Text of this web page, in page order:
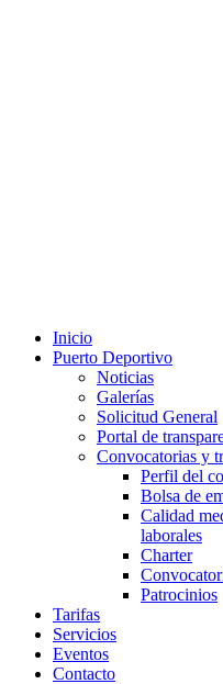
Inicio
Puerto Deportivo
Noticias
Galerías
Solicitud General
Portal de
Convocatorias y
Perfil del
Bolsa de
Calidad
laborales
Charter
Patrocinios
Tarifas
Servicios
Eventos
Contacto